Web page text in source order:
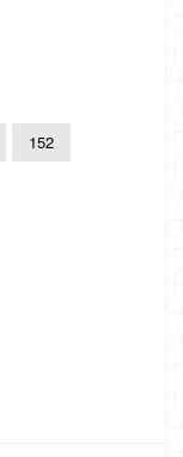
152